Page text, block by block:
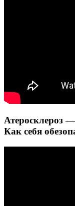
Атеросклероз
Как себя